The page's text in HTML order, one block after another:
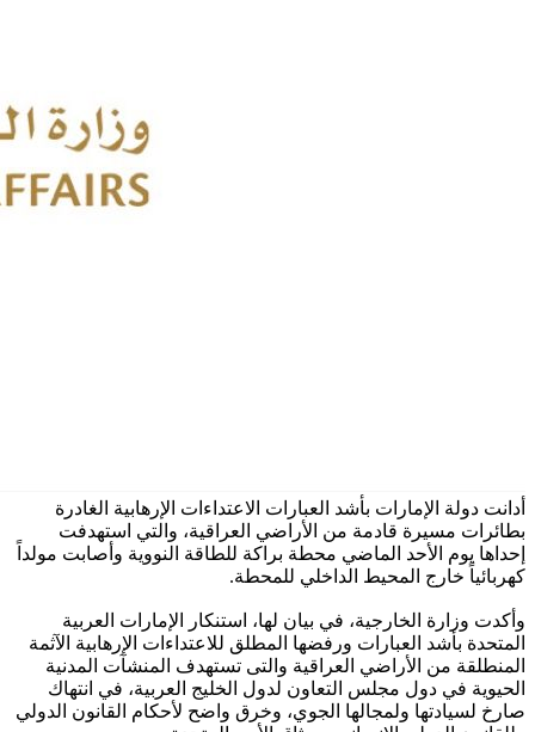
أدانت دولة الإمارات بأشد العبارات الاعتداءات الإرهابية الغادرة
بطائرات مسيرة قادمة من الأراضي العراقية، والتي استهدفت
إحداها يوم الأحد الماضي محطة براكة للطاقة النووية وأصابت مولداً
كهربائياً خارج المحيط الداخلي للمحطة.
وأكدت وزارة الخارجية، في بيان لها، استنكار الإمارات العربية
المتحدة بأشد العبارات ورفضها المطلق للاعتداءات الإرهابية الآثمة
المنطلقة من الأراضي العراقية والتى تستهدف المنشآت المدنية
الحيوية في دول مجلس التعاون لدول الخليج العربية، في انتهاك
صارخ لسيادتها ولمجالها الجوي، وخرق واضح لأحكام القانون الدولي